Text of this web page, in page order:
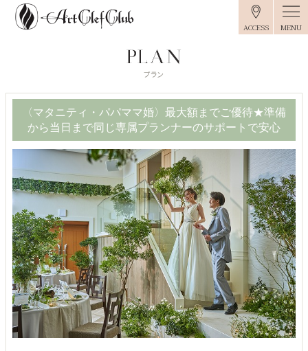
ACCESS MENU
〈マタニティ・パパママ婚〉最大額までご優待★準備
から当日まで同じ専属プランナーのサポートで安心